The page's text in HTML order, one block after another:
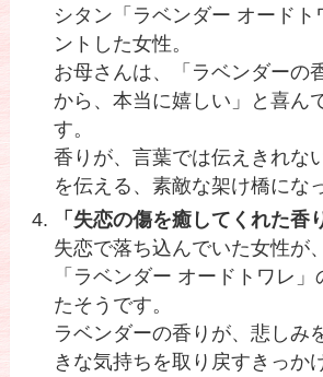
シタン「ラベンダー オード
ントした女性。
お母さんは、「ラベンダーの
から、本当に嬉しい」と喜ん
す。
香りが、言葉では伝えきれな
を伝える、素敵な架け橋にな
「失恋の傷を癒してくれた香
失恋で落ち込んでいた女性が
「ラベンダー オードトワレ
たそうです。
ラベンダーの香りが、悲しみ
きな気持ちを取り戻すきっか